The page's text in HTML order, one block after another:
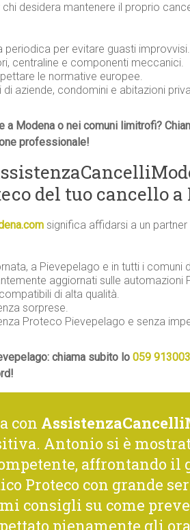
desidera mantenere il proprio
periodica per evitare guasti improvvisi.
centraline e componenti meccanici.
le normative europee.
aziende, condomini e abitazioni
a Modena o nei comuni limitrofi?
professionale!
del tuo cancello a
significa affidarsi a un
a Pievepelago e in tutti i comuni
aggiornati sulle automazioni
di alta qualità.
sorprese.
Proteco Pievepelago e senza
chiama subito lo 059
con
Antonio si è
affrontando il
Proteco con grande
consigli su come
pienamente gli